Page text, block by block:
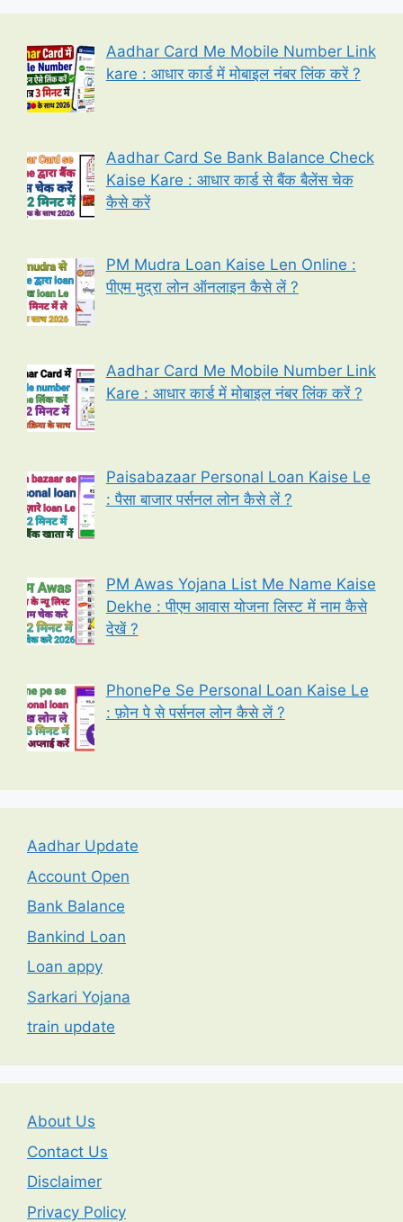
Aadhar Card Me Mobile Number Link
kare : आधार कार्ड में मोबाइल नंबर लिंक करें ?
Aadhar Card Se Bank Balance Check
Kaise Kare : आधार कार्ड से बैंक बैलेंस चेक
कैसे करें
PM Mudra Loan Kaise Len Online :
पीएम मुद्रा लोन ऑनलाइन कैसे लें ?
Aadhar Card Me Mobile Number Link
Kare : आधार कार्ड में मोबाइल नंबर लिंक करें ?
Paisabazaar Personal Loan Kaise Le
: पैसा बाजार पर्सनल लोन कैसे लें ?
PM Awas Yojana List Me Name Kaise
Dekhe : पीएम आवास योजना लिस्ट में नाम कैसे
देखें ?
PhonePe Se Personal Loan Kaise Le
: फ़ोन पे से पर्सनल लोन कैसे लें ?
Aadhar Update
Account Open
Bank Balance
Bankind Loan
Loan appy
Sarkari Yojana
train update
About Us
Contact Us
Disclaimer
Privacy Policy